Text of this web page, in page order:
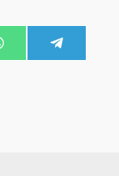
Share
on
WhatsApp
on